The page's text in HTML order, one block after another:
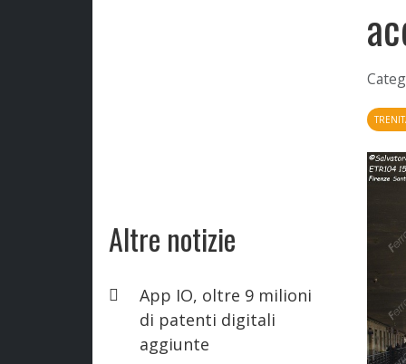
Altre notizie
App IO, oltre 9 milioni
di patenti digitali
aggiunte